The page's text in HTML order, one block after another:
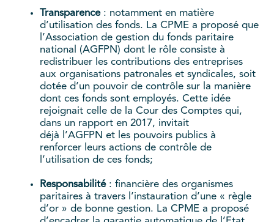
Transparence: notamment en matière
d’utilisation des fonds. La CPME a proposé que
l’Association de gestion du fonds paritaire
national (AGFPN) dont le rôle consiste à
redistribuer les contributions des entreprises
aux organisations patronales et syndicales, soit
dotée d’un pouvoir de contrôle sur la manière
dont ces fonds sont employés. Cette idée
rejoignait celle de la Cour des Comptes qui,
dans un rapport en 2017, invitait
déjà l’AGFPN et les pouvoirs publics à
renforcer leurs actions de contrôle de
l’utilisation de ces fonds;
Responsabilité: financière des organismes
paritaires à travers l’instauration d’une « règle
d’or » de bonne gestion. La CPME a proposé